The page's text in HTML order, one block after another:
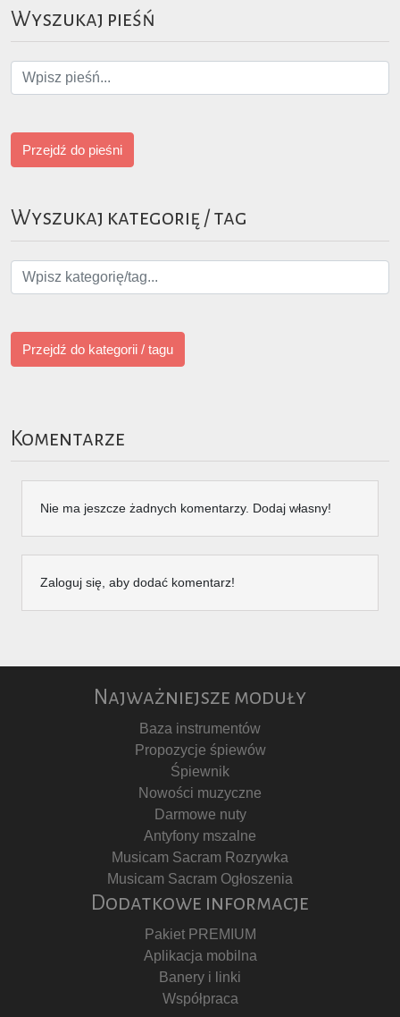
Wyszukaj pieśń
Przejdź do pieśni
Wyszukaj kategorię / tag
Przejdź do kategorii / tagu
Komentarze
Nie ma jeszcze żadnych komentarzy. Dodaj własny!
Zaloguj się, aby dodać komentarz!
Najważniejsze moduły
Baza instrumentów
Propozycje śpiewów
Śpiewnik
Nowości muzyczne
Darmowe nuty
Antyfony mszalne
Musicam Sacram Rozrywka
Musicam Sacram Ogłoszenia
Dodatkowe informacje
Pakiet PREMIUM
Aplikacja mobilna
Banery i linki
Współpraca